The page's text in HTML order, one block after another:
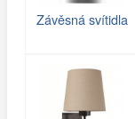
Závěsná svítidla